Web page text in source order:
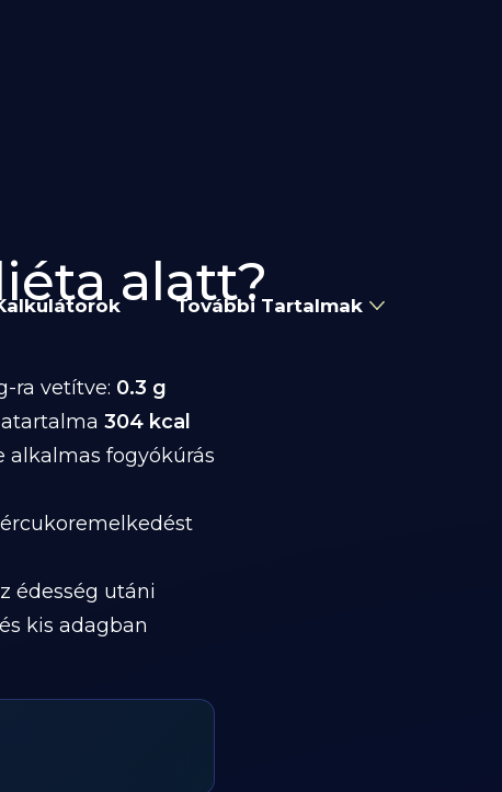
További Tartalmak
alatt?
ra vetítve: 0.3 g
304 kcal
fogyókúrás
édesség utáni
kis adagban